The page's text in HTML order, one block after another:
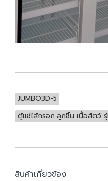
JUMBO3D-5
ตู้แช่ไส้กรอก ลูกชิ้น เนื้อสัตว์
สินค้าเกี่ยวข้อง